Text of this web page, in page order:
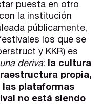
puesta en otro
la institución
públicamente,
los que se
y KKR) es
una deriva:
la cultura
propia,
las plataformas
no está siendo